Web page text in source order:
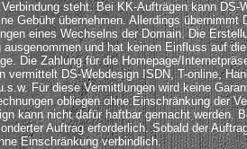
steht. Bei KK-Aufträgen kann DS-
Gebühr übernehmen. Allerdings übernimmt
eines Wechselns der Domain. Die
ausgenommen und hat keinen Einfluss auf
Die Zahlung für die Homepage/
vermittelt DS-Webdesign ISDN, T-online,
Für diese Vermittlungen wird keine
obliegen ohne Einschränkung der
kann nicht dafür haftbar gemacht werden.
Auftrag erforderlich. Sobald der
Einschränkung verbindlich.